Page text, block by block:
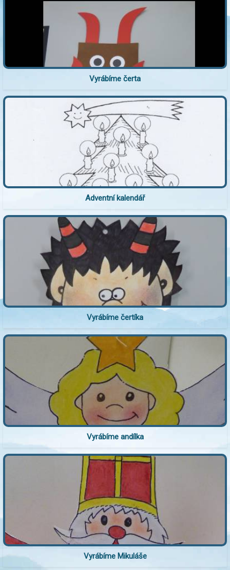
Vyrábíme čerta
Adventní kalendář
Vyrábíme čertíka
Vyrábíme andílka
Vyrábíme Mikuláše